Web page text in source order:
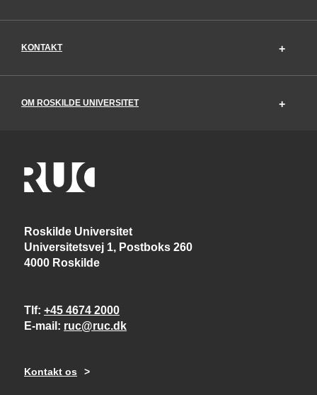
KONTAKT
OM ROSKILDE UNIVERSITET
Roskilde Universitet
Universitetsvej 1, Postboks 260
4000 Roskilde
Tlf +45 4674 2000
E-mail
ruc@ruc.dk
Kontakt os